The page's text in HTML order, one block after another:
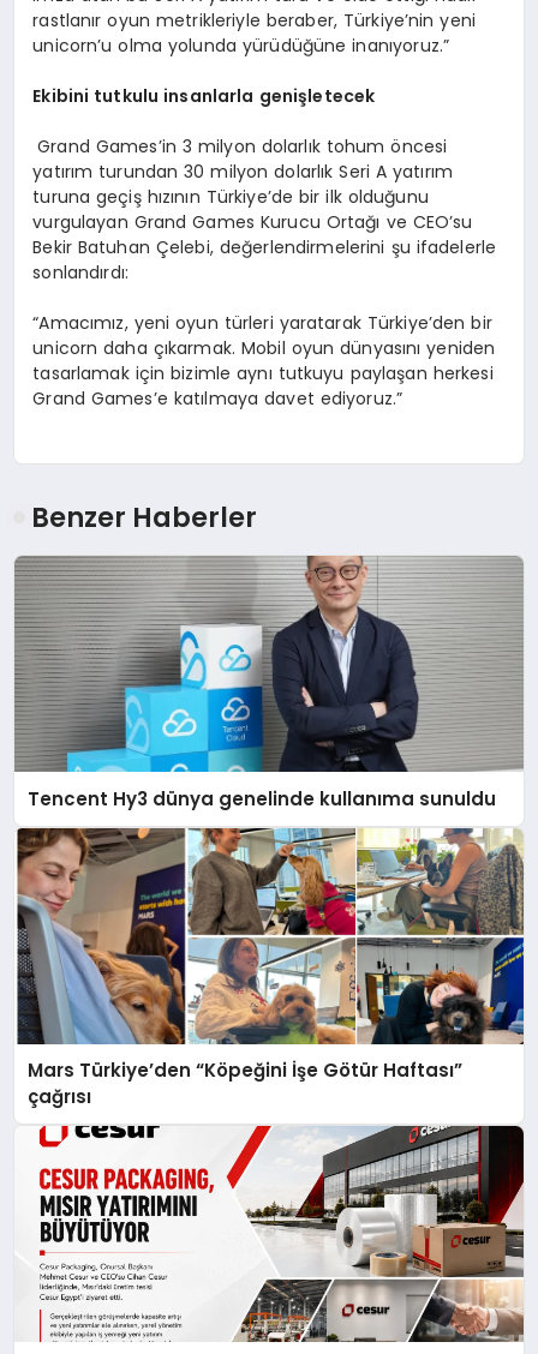
rastlanır oyun metrikleriyle beraber, Türkiye’nin yeni
unicorn’u olma yolunda yürüdüğüne inanıyoruz.”
Ekibini tutkulu insanlarla genişletecek
Grand Games’in 3 milyon dolarlık tohum öncesi
yatırım turundan 30 milyon dolarlık Seri A yatırım
turuna geçiş hızının Türkiye’de bir ilk olduğunu
vurgulayan Grand Games Kurucu Ortağı ve CEO’su
Bekir Batuhan Çelebi, değerlendirmelerini şu ifadelerle
sonlandırdı:
“Amacımız, yeni oyun türleri yaratarak Türkiye’den bir
unicorn daha çıkarmak. Mobil oyun dünyasını yeniden
tasarlamak için bizimle aynı tutkuyu paylaşan herkesi
Grand Games’e katılmaya davet ediyoruz.”
Benzer Haberler
Tencent Hy3 dünya genelinde kullanıma sunuldu
Mars Türkiye’den “Köpeğini İşe Götür Haftası”
çağrısı